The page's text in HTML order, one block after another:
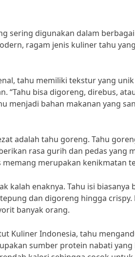
sering digunakan dalam
ragam jenis kuliner tahu
tahu memiliki tekstur yang
“Tahu bisa digoreng, direbus,
menjadi bahan makanan yang
adalah tahu goreng. Tahu
rasa gurih dan pedas yang
merupakan kenikmatan
kalah enaknya. Tahu isi
dan digoreng hingga crispy.
banyak orang.
Kuliner Indonesia, tahu
sumber protein nabati